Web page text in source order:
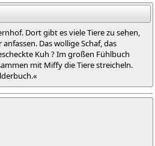
Dort gibt es viele Tiere zu sehen,
Das wollige Schaf, das
Kuh ? Im großen Fühlbuch
mit Miffy die Tiere streicheln.